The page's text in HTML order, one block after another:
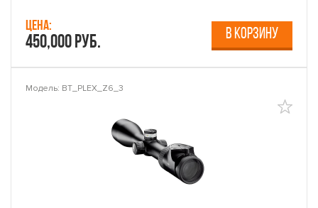
Цена:
450,000 руб. В КОРЗИНУ
Модель: BT_PLEX_Z6_3